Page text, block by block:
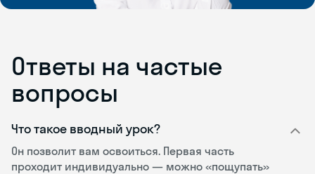
Ответы на частые
вопросы
Что такое вводный урок?
Он позволит вам освоиться. Первая часть
проходит индивидуально — можно «пощупать»